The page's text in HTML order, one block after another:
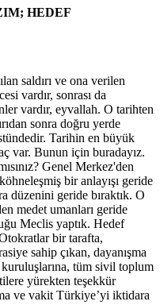
HEDEF
saldırı ve ona verilen
vardır, sonrası da
vardır, eyvallah. O tarihten
sonra doğru yerde
Tarihin en büyük
var. Bunun için buradayız.
Genel Merkez'den
bir anlayışı geride
düzenini geride bıraktık. O
medet umanları geride
Meclis yaptık. Hedef
bir tarafta,
sahip çıkan, dayanışma
tüm sivil toplum
yürekten teşekkür
ve vakit Türkiye’yi iktidara